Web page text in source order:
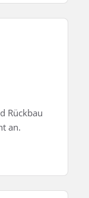
Rückbau
an.